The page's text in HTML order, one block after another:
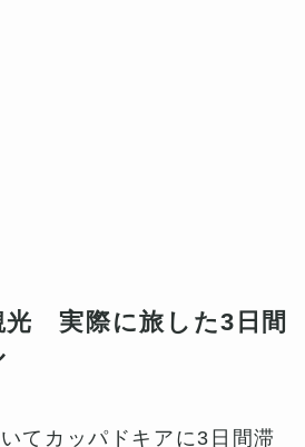
光 実際に旅した3日間
てカッパドキアに3日間滞